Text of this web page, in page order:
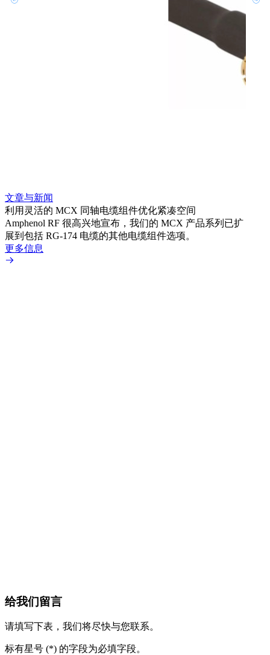
文章与新闻
利用灵活的 MCX 同轴电缆组件优化紧凑空间
Amphenol RF 很高兴地宣布，我们的 MCX 产品系列已扩
展到包括 RG-174 电缆的其他电缆组件选项。
更多信息
给我们留言
请填写下表，我们将尽快与您联系。
标有星号 (*) 的字段为必填字段。